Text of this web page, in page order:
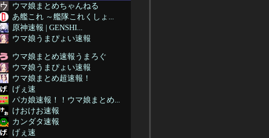
ウマ娘まとめちゃんねる
あ艦これ ～艦隊これくしょ...
原神速報 | GENSHI...
ウマ娘うまぴょい速報
ウマ娘まとめ速報うまろぐ
ウマ娘うまぴょい速報
ウマ娘まとめ超速報！
げぇ速
パカ娘速報！！ウマ娘まとめ...
けおけお速報
カンダタ速報
げぇ速